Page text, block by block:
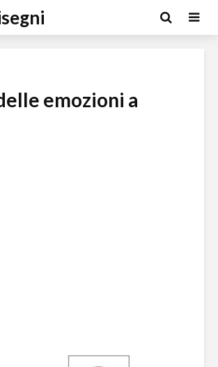
emozioni a